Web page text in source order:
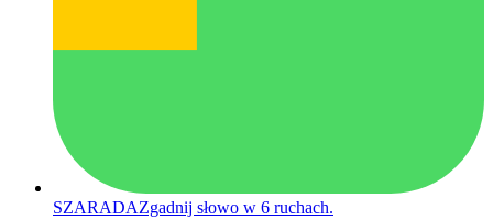
SZARADAZgadnij słowo w 6 ruchach.